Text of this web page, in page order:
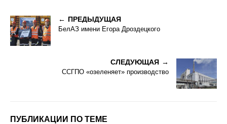
ПРЕДЫДУЩАЯ
БелАЗ имени Егора Дроздецкого
СЛЕДУЮЩАЯ
ССГПО «озеленяет» производство
ПУБЛИКАЦИИ ПО ТЕМЕ